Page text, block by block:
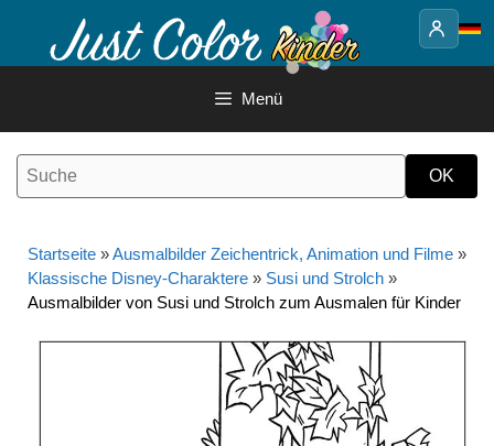
Inhalt
Menü
Startseite »Ausmalbilder Zeichentrick, Animation und Filme »
Klassische Disney-Charaktere » Susi und Strolch »
Ausmalbilder von Susi und Strolch zum Ausmalen für Kinder